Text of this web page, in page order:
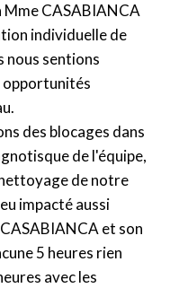
Mme CASABIANCA
individuelle de
nous sentions
opportunités
des blocages dans
de l'équipe,
de notre
impacté aussi
et son
5 heures rien
avec les
e
t
e